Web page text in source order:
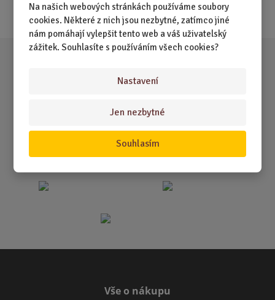
Na našich webových stránkách používáme soubory
cookies. Některé z nich jsou nezbytné, zatímco jiné
nám pomáhají vylepšit tento web a váš uživatelský
zážitek. Souhlasíte s používáním všech cookies?
Nastavení
Jen nezbytné
Souhlasím
Akce
Vše o nákupu